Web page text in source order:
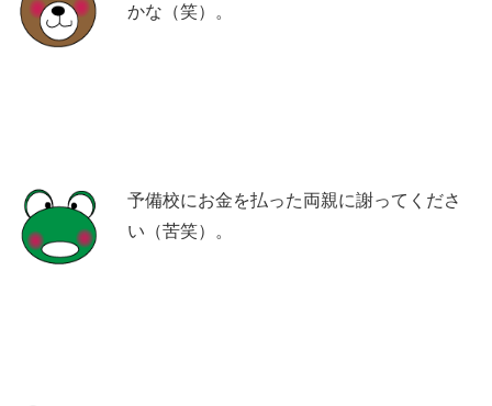
かな（笑）。
予備校にお金を払った両親に謝ってくださ
い（苦笑）。